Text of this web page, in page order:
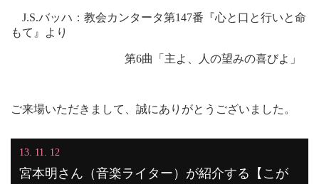
J.S.バッハ：教会カンタータ第147番『心と口と行いと命
もて』より
第6曲「主よ、人の望みの喜びよ」
ご来場いただきまして、誠にありがとうございました。
13. 11. 12
宮本明さん（音楽ライター）が紹介する【こが